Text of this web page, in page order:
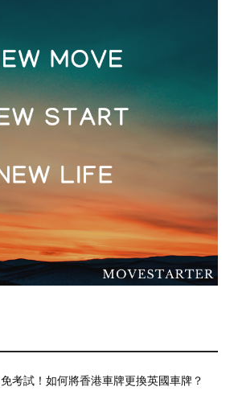
免考試！如何將香港車牌更換英國車牌？